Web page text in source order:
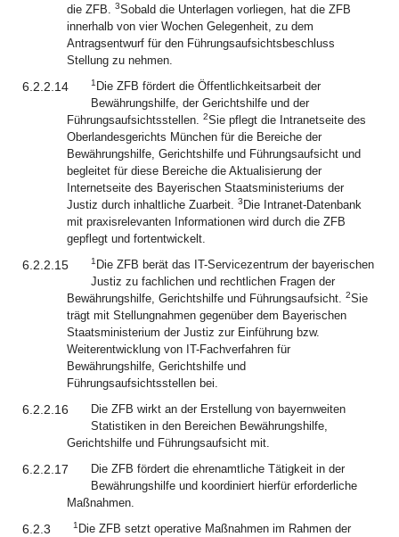
die ZFB. 3Sobald die Unterlagen vorliegen, hat die ZFB
innerhalb von vier Wochen Gelegenheit, zu dem
Antragsentwurf für den Führungsaufsichtsbeschluss
Stellung zu nehmen.
6.2.2.14 1 Die ZFB fördert die Öffentlichkeitsarbeit der
Bewährungshilfe, der Gerichtshilfe und der
Führungsaufsichtsstellen. 2Sie pflegt die Intranetseite des
Oberlandesgerichts München für die Bereiche der
Bewährungshilfe, Gerichtshilfe und Führungsaufsicht und
begleitet für diese Bereiche die Aktualisierung der
Internetseite des Bayerischen Staatsministeriums der
Justiz durch inhaltliche Zuarbeit. 3 Die Intranet-Datenbank
mit praxisrelevanten Informationen wird durch die ZFB
gepflegt und fortentwickelt.
6.2.2.15 1 Die ZFB berät das IT-Servicezentrum der bayerischen
Justiz zu fachlichen und rechtlichen Fragen der
Bewährungshilfe, Gerichtshilfe und Führungsaufsicht. 2Sie
trägt mit Stellungnahmen gegenüber dem Bayerischen
Staatsministerium der Justiz zur Einführung bzw.
Weiterentwicklung von IT-Fachverfahren für
Bewährungshilfe, Gerichtshilfe und
Führungsaufsichtsstellen bei.
6.2.2.16
Die ZFB wirkt an der Erstellung von bayernweiten
Statistiken in den Bereichen Bewährungshilfe,
Gerichtshilfe und Führungsaufsicht mit.
6.2.2.17
Die ZFB fördert die ehrenamtliche Tätigkeit in der
Bewährungshilfe und koordiniert hierfür erforderliche
Maßnahmen.
6.2.3 1 Die ZFB setzt operative Maßnahmen im Rahmen der